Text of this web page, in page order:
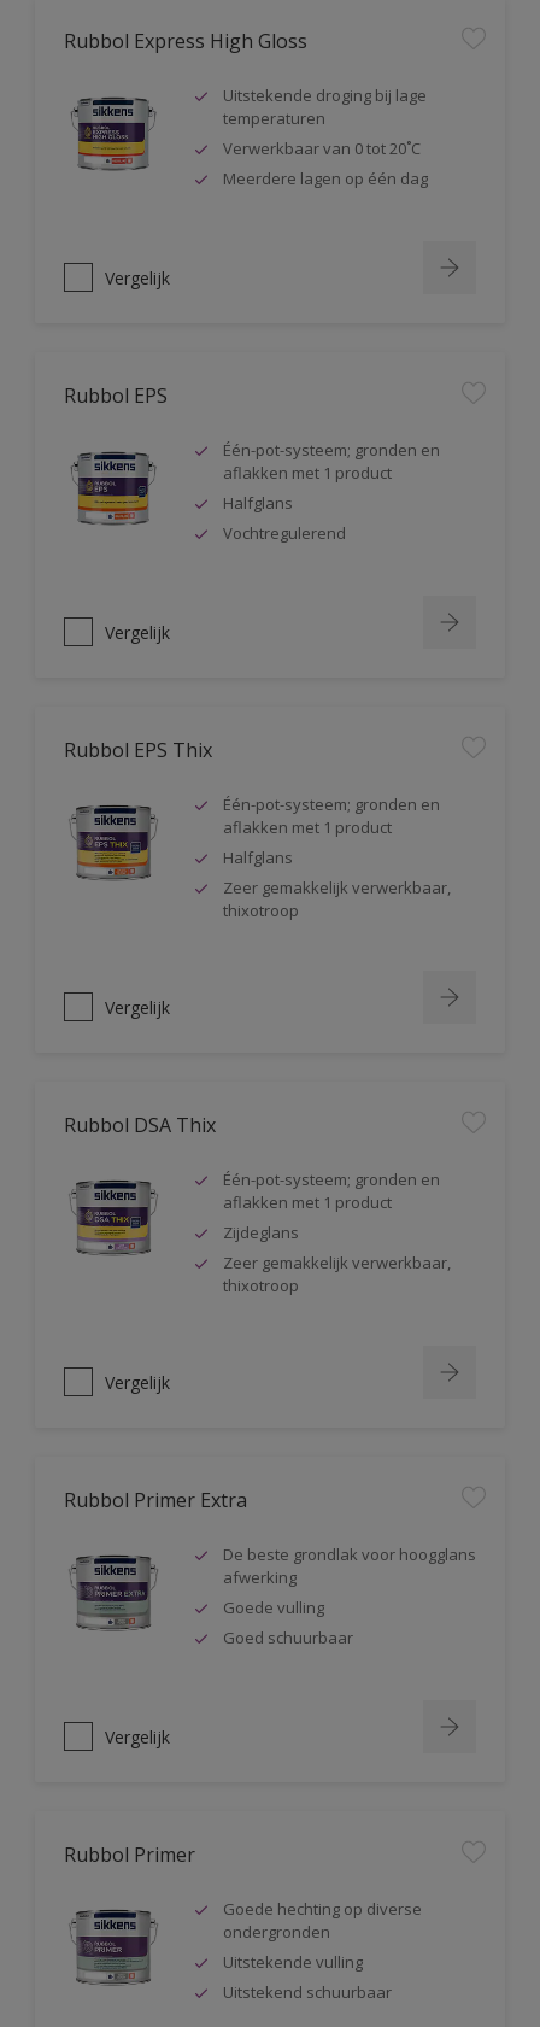
Rubbol Express High Gloss
Uitstekende droging bij lage
temperaturen
Verwerkbaar van 0 tot 20˚C
Meerdere lagen op één dag
Vergelijk
Rubbol EPS
Één-pot-systeem; gronden en
aflakken met 1 product
Halfglans
Vochtregulerend
Vergelijk
Rubbol EPS Thix
Één-pot-systeem; gronden en
aflakken met 1 product
Halfglans
Zeer gemakkelijk verwerkbaar,
thixotroop
Vergelijk
Rubbol DSA Thix
Één-pot-systeem; gronden en
aflakken met 1 product
Zijdeglans
Zeer gemakkelijk verwerkbaar,
thixotroop
Vergelijk
Rubbol Primer Extra
De beste grondlak voor hoogglans
afwerking
Goede vulling
Goed schuurbaar
Vergelijk
Rubbol Primer
Goede hechting op diverse
ondergronden
Uitstekende vulling
Uitstekend schuurbaar